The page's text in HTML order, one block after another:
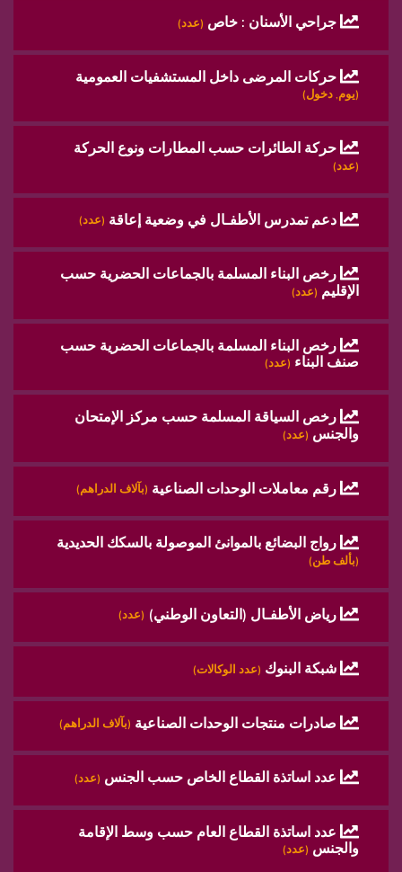
جراحي الأسنان : خاص (عدد)
حركات المرضى داخل المستشفيات العمومية
(يوم, دخول)
حركة الطائرات حسب المطارات ونوع الحركة
(عدد)
دعم تمدرس الأطفـال في وضعية إعاقة (عدد)
رخص البناء المسلمة بالجماعات الحضرية حسب
الإقليم (عدد)
رخص البناء المسلمة بالجماعات الحضرية حسب
صنف البناء (عدد)
رخص السياقة المسلمة حسب مركز الإمتحان
والجنس (عدد)
رقم معاملات الوحدات الصناعية (بآلاف الدراهم)
رواج البضائع بالموانئ الموصولة بالسكك الحديدية
(بألف طن)
رياض الأطفـال (التعاون الوطني) (عدد)
شبكة البنوك (عدد الوكالات)
صادرات منتجات الوحدات الصناعية (بآلاف الدراهم)
عدد اساتذة القطاع الخاص حسب الجنس (عدد)
عدد اساتذة القطاع العام حسب وسط الإقامة
والجنس (عدد)